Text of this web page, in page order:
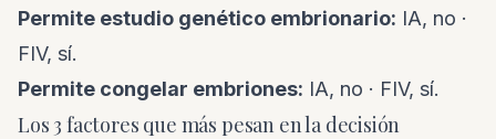
Permite estudio genético embrionario: IA, no ·
FIV, sí.
Permite congelar embriones: IA, no · FIV, sí.
Los 3 factores que más pesan en la decisión